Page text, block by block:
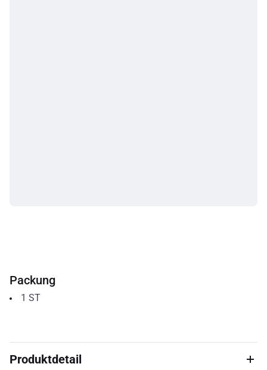
Packung
1 ST
Produktdetail